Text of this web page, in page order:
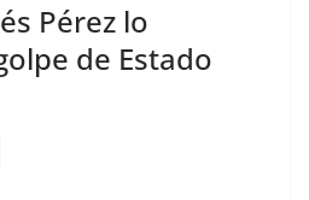
Pérez lo
de Estado